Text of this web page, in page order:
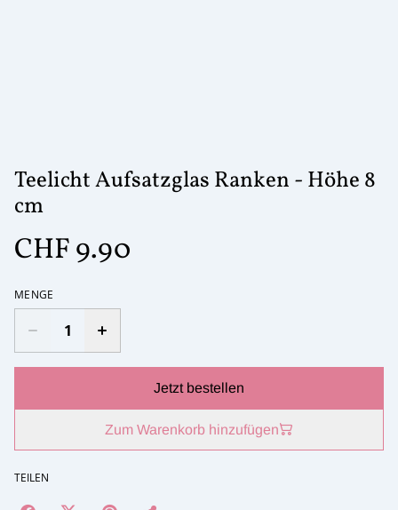
Teelicht Aufsatzglas Ranken - Höhe 8
cm
CHF 9.90
MENGE
Jetzt bestellen
Zum Warenkorb hinzufügen
TEILEN